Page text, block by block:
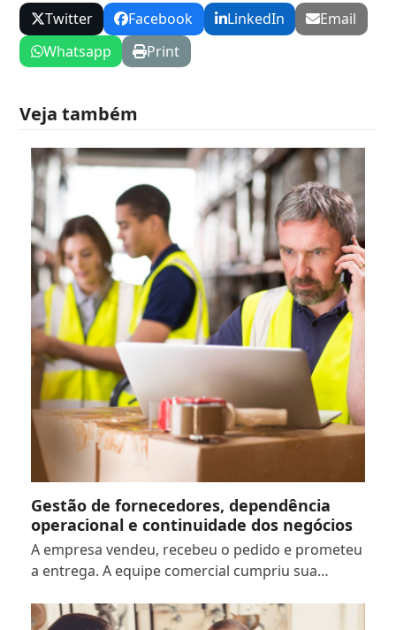
Twitter Facebook LinkedIn
Email
Whatsapp
Print
Veja também
Gestão de fornecedores, dependência
operacional e continuidade dos negócios
A empresa vendeu, recebeu o pedido e prometeu
a entrega. A equipe comercial cumpriu sua…